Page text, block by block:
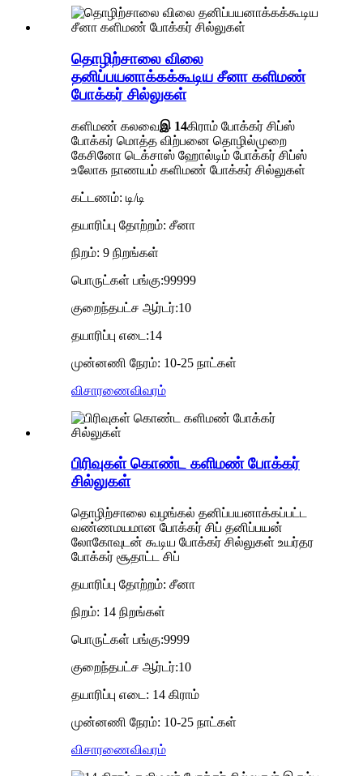
தொழிற்சாலை விலை
தனிப்பயனாக்கக்கூடிய சீனா களிமண்
போக்கர் சில்லுகள்
களிமண் கலவைஇ 14கிராம் போக்கர் சிப்ஸ்
போக்கர் மொத்த விற்பனை தொழில்முறை
கேசினோ டெக்சாஸ் ஹோல்டிம் போக்கர் சிப்ஸ்
உலோக நாணயம் களிமண் போக்கர் சில்லுகள்
கட்டணம்: டி/டி
தயாரிப்பு தோற்றம்: சீனா
நிறம்: 9 நிறங்கள்
பொருட்கள் பங்கு:99999
குறைந்தபட்ச ஆர்டர்:10
தயாரிப்பு எடை:14
முன்னணி நேரம்: 10-25 நாட்கள்
விசாரணைவிவரம்
பிரிவுகள் கொண்ட களிமண் போக்கர்
சில்லுகள்
தொழிற்சாலை வழங்கல் தனிப்பயனாக்கப்பட்ட
வண்ணமயமான போக்கர் சிப் தனிப்பயன்
லோகோவுடன் கூடிய போக்கர் சில்லுகள் உயர்தர
போக்கர் சூதாட்ட சிப்
தயாரிப்பு தோற்றம்: சீனா
நிறம்: 14 நிறங்கள்
பொருட்கள் பங்கு:9999
குறைந்தபட்ச ஆர்டர்:10
தயாரிப்பு எடை: 14 கிராம்
முன்னணி நேரம்: 10-25 நாட்கள்
விசாரணைவிவரம்